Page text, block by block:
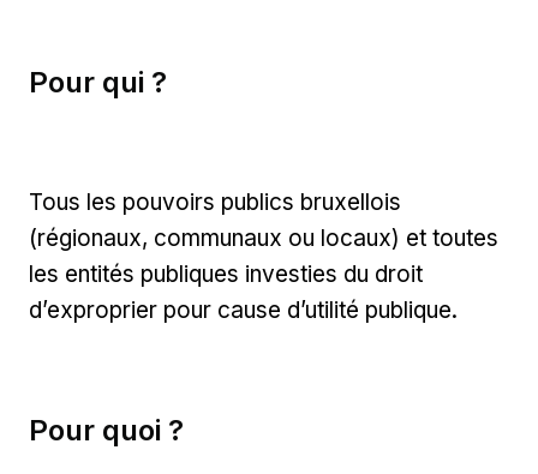
Pour qui ?
Tous les pouvoirs publics bruxellois
(régionaux, communaux ou locaux) et toutes
les entités publiques investies du droit
d’exproprier pour cause d’utilité publique.
Pour quoi ?